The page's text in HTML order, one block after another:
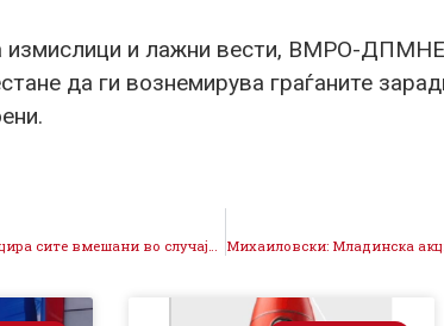
измислици и лажни вести, ВМРО-
да ги вознемирува граѓаните